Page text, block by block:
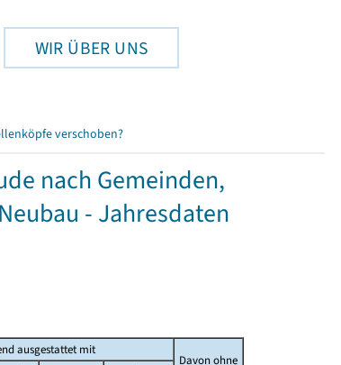
WIR ÜBER UNS
verschoben?
nach Gemeinden,
- Jahresdaten
ausgestattet mit
Davon ohne